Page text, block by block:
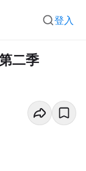
登入
二季